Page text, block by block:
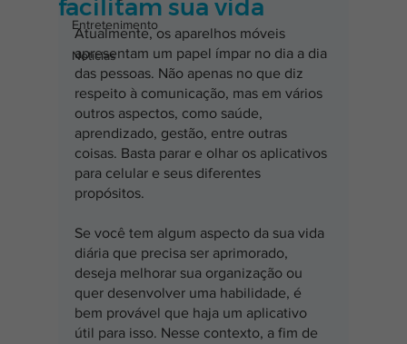
Entretenimento
Notícias
facilitam sua vida
Atualmente, os aparelhos móveis
apresentam um papel ímpar no dia a dia
das pessoas. Não apenas no que diz
respeito à comunicação, mas em vários
outros aspectos, como saúde,
aprendizado, gestão, entre outras
coisas. Basta parar e olhar os aplicativos
para celular e seus diferentes
propósitos.
Se você tem algum aspecto da sua vida
diária que precisa ser aprimorado,
deseja melhorar sua organização ou
quer desenvolver uma habilidade, é
bem provável que haja um aplicativo
útil para isso. Nesse contexto, a fim de